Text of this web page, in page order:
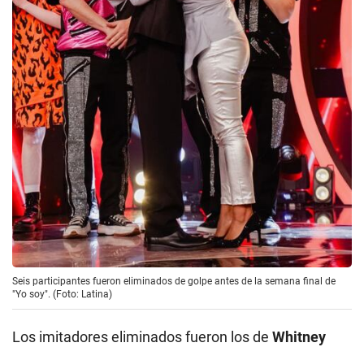
Seis participantes fueron eliminados de golpe antes de la semana final de
"Yo soy". (Foto: Latina)
Los imitadores eliminados fueron los de Whitney